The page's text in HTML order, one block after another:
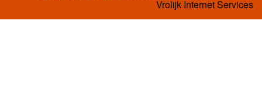
Vrolijk Internet Services